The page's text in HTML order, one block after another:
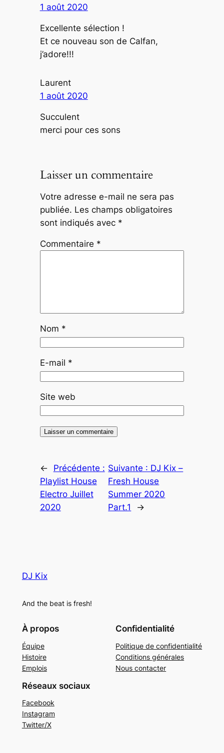
1 août 2020
Excellente sélection !
Et ce nouveau son de Calfan,
j’adore!!!
Laurent
1 août 2020
Succulent
merci pour ces sons
Laisser un commentaire
Votre adresse e-mail ne sera pas
publiée. Les champs obligatoires
sont indiqués avec *
Commentaire *
Nom *
E-mail *
Site web
←
Précédente :
Playlist House
Electro Juillet
2020
Suivante : DJ Kix –
Fresh House
Summer 2020
Part.1
→
DJ Kix
And the beat is fresh!
À propos
Équipe
Histoire
Emplois
Confidentialité
Politique de confidentialité
Conditions générales
Nous contacter
Réseaux sociaux
Facebook
Instagram
Twitter/X